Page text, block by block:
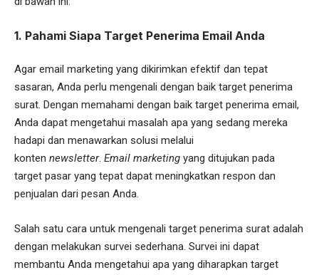
1. Pahami Siapa Target Penerima Email Anda
Agar email marketing yang dikirimkan efektif dan tepat
sasaran, Anda perlu mengenali dengan baik target penerima
surat. Dengan memahami dengan baik target penerima email,
Anda dapat mengetahui masalah apa yang sedang mereka
hadapi dan menawarkan solusi melalui
konten newsletter. Email marketing yang ditujukan pada
target pasar yang tepat dapat meningkatkan respon dan
penjualan dari pesan Anda.
Salah satu cara untuk mengenali target penerima surat adalah
dengan melakukan survei sederhana. Survei ini dapat
membantu Anda mengetahui apa yang diharapkan target